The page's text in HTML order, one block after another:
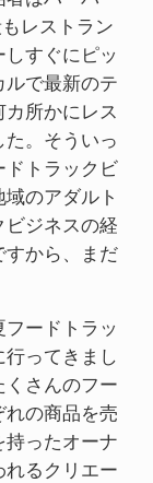
レストラン
すぐにピッ
ルで最新のテ
所かにレス
た。そういっ
ドトラックビ
のアダルト
ビジネスの経
すから、まだ
ードトラッ
ってきまし
くさんのフー
れの商品を売
持ったオーナ
れるクリエー